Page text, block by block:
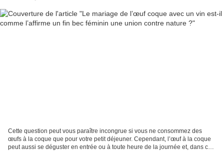
Cette question peut vous paraître incongrue si vous ne consommez des
œufs à la coque que pour votre petit déjeuner. Cependant, l’œuf à la coque
peut aussi se déguster en entrée ou à toute heure de la journée et, dans ce